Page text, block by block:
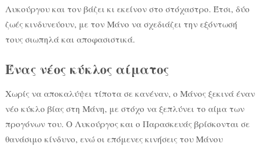
Λυκούργου και τον βάζει κι εκείνον στο στόχαστρο. Έτσι, δύο
ζωές κινδυνεύουν, με τον Μάνο να σχεδιάζει την εξόντωσή
τους σιωπηλά και αποφασιστικά.
Ένας νέος κύκλος αίματος
Χωρίς να αποκαλύψει τίποτα σε κανέναν, ο Μάνος ξεκινά έναν
νέο κύκλο βίας στη Μάνη, με στόχο να ξεπλύνει το αίμα των
προγόνων του. Ο Λυκούργος και ο Παρασκευάς βρίσκονται σε
θανάσιμο κίνδυνο, ενώ οι επόμενες κινήσεις του Μάνου